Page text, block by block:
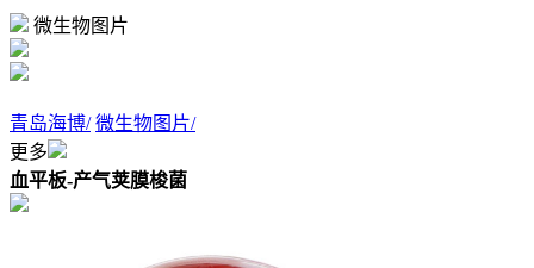
微生物图片
青岛海博/ 微生物图片/
更多
血平板-产气荚膜梭菌